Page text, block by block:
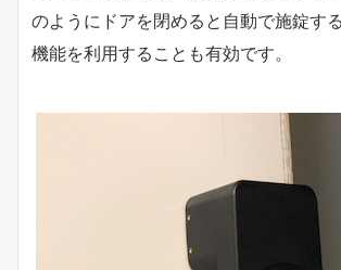
のようにドアを閉めると自動で施錠す
機能を利用することも有効です。